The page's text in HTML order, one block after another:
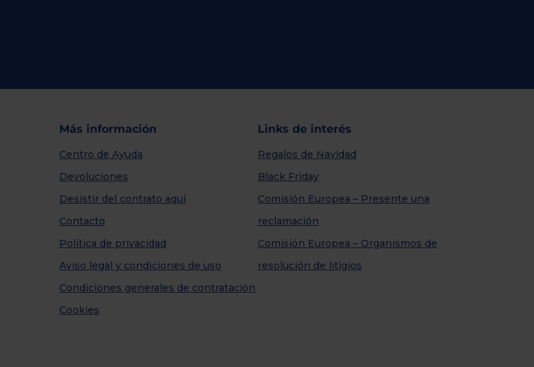
Más información
Centro de Ayuda
Devoluciones
Desistir del contrato aquí
Contacto
Política de privacidad
Aviso legal y condiciones de uso
Condiciones generales de contratación
Cookies
Links de interés
Regalos de Navidad
Black Friday
Comisión Europea – Presente una
reclamación
Comisión Europea – Organismos de
resolución de litigios